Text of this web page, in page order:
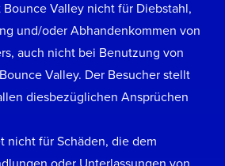
Valley nicht für Diebstahl,
und/oder Abhandenkommen von
auch nicht bei Benutzung von
Valley. Der Besucher stellt
diesbezüglichen Ansprüchen
nicht für Schäden, die dem